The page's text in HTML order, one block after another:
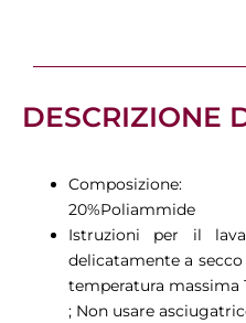
DESCRIZIONE
Composizione:
20%Poliammide
Istruzioni per il
delicatamente a
temperatura massima
; Non usare